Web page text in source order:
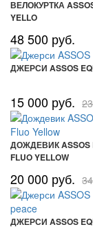
ВЕЛОКУРТКА
YELLO
48 500 руб.
ДЖЕРСИ ASSOS
15 000 руб.
ДОЖДЕВИК ASSOS
FLUO YELLOW
20 000 руб.
ДЖЕРСИ ASSOS